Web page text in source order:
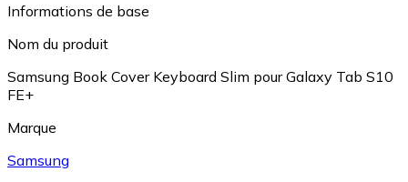
Informations de base
Nom du produit
Samsung Book Cover Keyboard Slim pour Galaxy Tab S10
FE+
Marque
Samsung